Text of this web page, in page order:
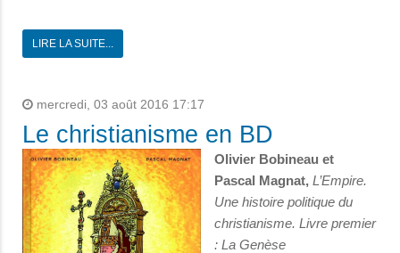
LIRE LA SUITE...
mercredi, 03 août 2016 17:17
Le christianisme en BD
Olivier Bobineau et
Pascal Magnat, L’Empire.
Une histoire politique du
christianisme. Livre premier
: La Genèse